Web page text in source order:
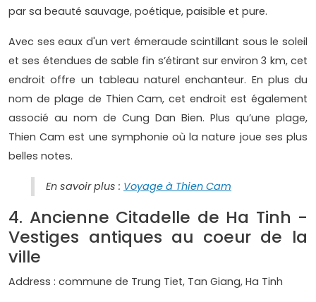
par sa beauté sauvage, poétique, paisible et pure.
Avec ses eaux d'un vert émeraude scintillant sous le soleil
et ses étendues de sable fin s’étirant sur environ 3 km, cet
endroit offre un tableau naturel enchanteur. En plus du
nom de plage de Thien Cam, cet endroit est également
associé au nom de Cung Dan Bien. Plus qu’une plage,
Thien Cam est une symphonie où la nature joue ses plus
belles notes.
En savoir plus : Voyage à Thien Cam
4. Ancienne Citadelle de Ha Tinh -
Vestiges antiques au coeur de la
ville
Address : commune de Trung Tiet, Tan Giang, Ha Tinh